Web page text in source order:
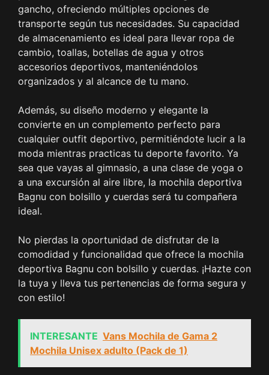
gancho, ofreciendo múltiples opciones de
transporte según tus necesidades. Su capacidad
de almacenamiento es ideal para llevar ropa de
cambio, toallas, botellas de agua y otros
accesorios deportivos, manteniéndolos
organizados y al alcance de tu mano.
Además, su diseño moderno y elegante la
convierte en un complemento perfecto para
cualquier outfit deportivo, permitiéndote lucir a la
moda mientras practicas tu deporte favorito. Ya
sea que vayas al gimnasio, a una clase de yoga o
a una excursión al aire libre, la mochila deportiva
Bagnu con bolsillo y cuerdas será tu compañera
ideal.
No pierdas la oportunidad de disfrutar de la
comodidad y funcionalidad que ofrece la mochila
deportiva Bagnu con bolsillo y cuerdas. ¡Hazte con
la tuya y lleva tus pertenencias de forma segura y
con estilo!
INTERESANTE Vans Mochila de Gama 2
Mochila Unisex adulto (Pack de 1)